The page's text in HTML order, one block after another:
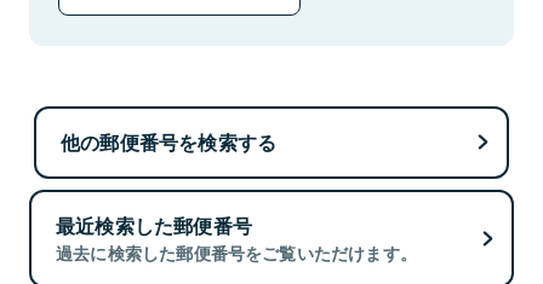
他の郵便番号を検索する
最近検索した郵便番号
過去に検索した郵便番号をご覧いただけます。